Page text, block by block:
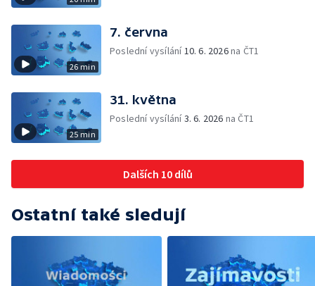
26 min
7. června
Poslední vysílání10. 6. 2026na ČT1
25 min
31. května
Poslední vysílání3. 6. 2026 na ČT1
Dalších 10 dílů
Ostatní také sledují